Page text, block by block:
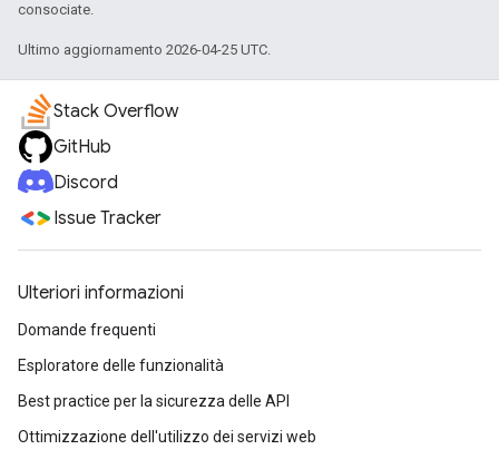
consociate.
Ultimo aggiornamento 2026-04-25 UTC.
Stack Overflow
GitHub
Discord
Issue Tracker
Ulteriori informazioni
Domande frequenti
Esploratore delle funzionalità
Best practice per la sicurezza delle API
Ottimizzazione dell'utilizzo dei servizi web